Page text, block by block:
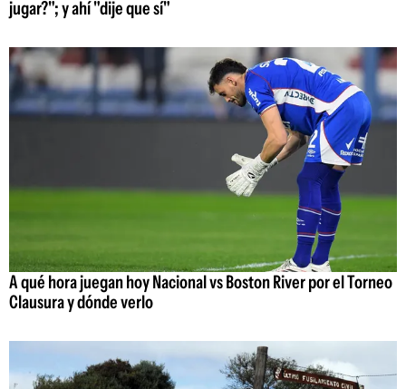
jugar?"; y ahí "dije que sí"
A qué hora juegan hoy Nacional vs Boston River por el Torneo
Clausura y dónde verlo